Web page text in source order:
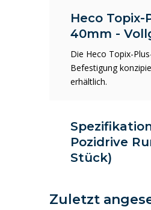
Heco
40mm -
Die Heco Topix-
Befestigung
erhältlich.
Pozidrive
Stück)
Zuletzt